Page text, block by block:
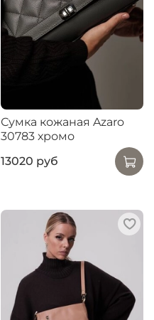
Сумка кожаная Azaro
30783 хромо
13020 руб